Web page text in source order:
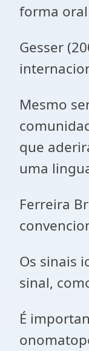
forma
Gesser
Mesmo
que
uma
Ferreira
Os sinais
sinal,
É